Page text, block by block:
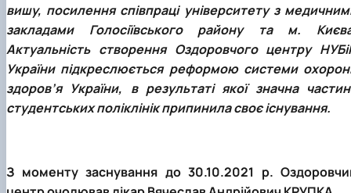
вишу, посилення співпраці університету з
закладами Голосіївського району та м.
Актуальність створення Оздоровчого центру
України підкреслюється реформою системи
здоров’я України, в результаті якої значна
студентських поліклінік припинила своє існування.
З моменту заснування до 30.10.2021 р.